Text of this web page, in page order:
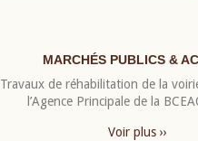
MARCHÉS PUBLICS &
Travaux de réhabilitation de la
l’Agence Principale de la
Voir plus ››